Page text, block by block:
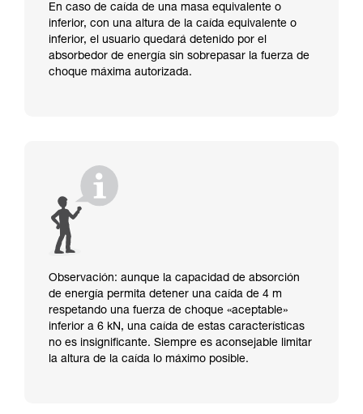
En caso de caída de una masa equivalente o
inferior, con una altura de la caída equivalente o
inferior, el usuario quedará detenido por el
absorbedor de energía sin sobrepasar la fuerza de
choque máxima autorizada.
Observación: aunque la capacidad de absorción
de energía permita detener una caída de 4 m
respetando una fuerza de choque «aceptable»
inferior a 6 kN, una caída de estas características
no es insignificante. Siempre es aconsejable limitar
la altura de la caída lo máximo posible.